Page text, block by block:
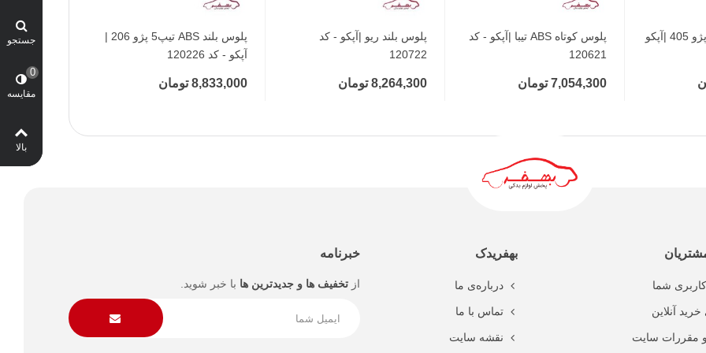
محبوب‌ها پلوس کوتاه ABS پژو 405 |آپکو افزودن به محبوب‌ها
پلوس کوتاه ABS تیبا |آپکو - کد
120621
7,054,300 تومان
افزودن به محبوب‌ها
پلوس بلند ریو |آپکو - کد
120722
8,264,300 تومان
افزودن به محبوب‌ها
پلوس بلند ABS تیپ5 پژو 206 |
آپکو - کد 120226
8,833,000 تومان
شما
آنلاین
و مقررات سایت
بهفریدک
درباره‌ی ما
تماس با ما
نقشه سایت
خبرنامه
از تخفیف ها و جدیدترین ها با خبر شوید.
جستجو
مقایسه
0
بالا